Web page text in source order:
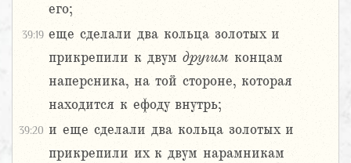
его;
39:19 еще сделали два кольца золотых и
прикрепили к двум другим концам
наперсника, на той стороне, которая
находится к ефоду внутрь;
39:20 и еще сделали два кольца золотых и
прикрепили их к двум нарамникам